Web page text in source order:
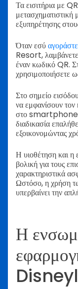
Τα εισιτήρια με
εξυπηρέτησης
Όταν εσύ
Resort, λαμβάνετε
έναν κωδικό QR.
χρησιμοποιήσετε
Στο σημείο
να εμφανίσουν τον
στο smartphone
διαδικασία
εξοικονομώντας
Η υιοθέτηση και
βολική για τους
χαρακτηριστικά
Ωστόσο, η χρήση
υπερβαίνει την
Η